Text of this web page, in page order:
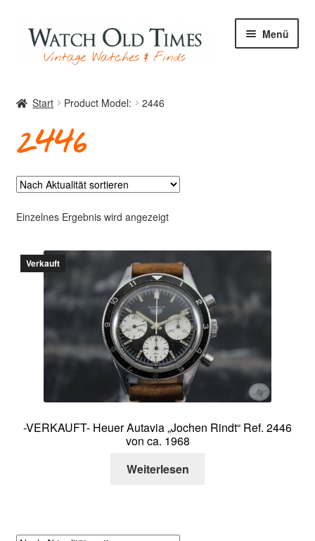
Zur
Navigation
springen
Zum
Inhalt
springen
Menü
Uhren
Archiv
Start Product Model: 2446
2446
Einzelnes Ergebnis wird angezeigt
Verkauft
-VERKAUFT- Heuer Autavia „Jochen Rindt“ Ref. 2446
von ca. 1968
Weiterlesen